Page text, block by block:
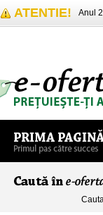
ATENTIE! Anul